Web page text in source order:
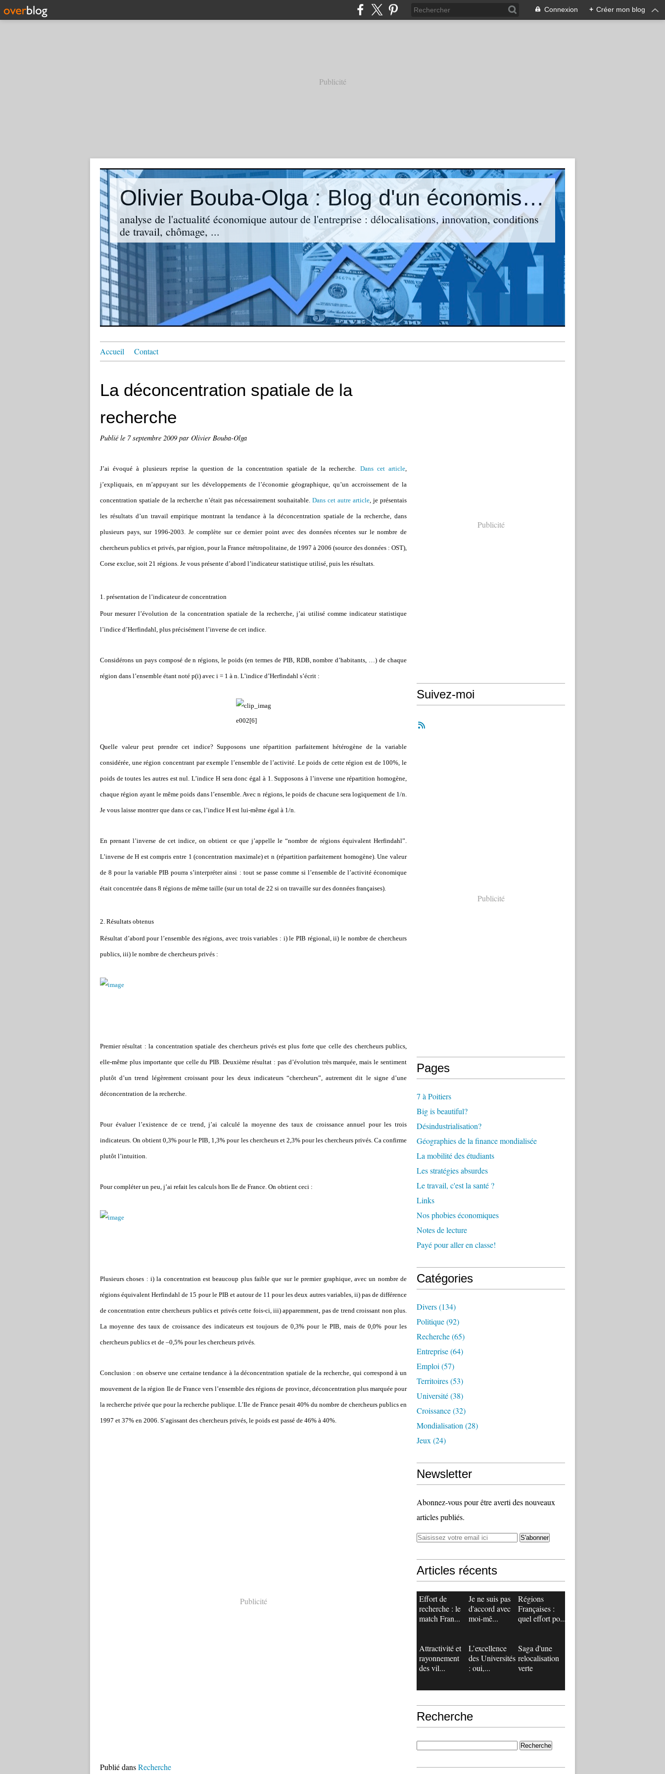
Connexion + Créer mon blog
Publicité
Olivier Bouba-Olga : Blog d'un économiste qui suit et commente l'actualité
analyse de l'actualité économique autour de l'entreprise : délocalisations, innovation, conditions
de travail, chômage, ...
Accueil Contact
La déconcentration spatiale de la
recherche
Publié le 7 septembre 2009 par Olivier Bouba-Olga
J’ai évoqué à plusieurs reprise la question de la concentration spatiale de la recherche. Dans cet article,
j’expliquais, en m’appuyant sur les développements de l’économie géographique, qu’un accroissement de la
concentration spatiale de la recherche n’était pas nécessairement souhaitable. Dans cet autre article, je présentais
les résultats d’un travail empirique montrant la tendance à la déconcentration spatiale de la recherche, dans
plusieurs pays, sur 1996-2003. Je complète sur ce dernier point avec des données récentes sur le nombre de
chercheurs publics et privés, par région, pour la France métropolitaine, de 1997 à 2006 (source des données : OST),
Corse exclue, soit 21 régions. Je vous présente d’abord l’indicateur statistique utilisé, puis les résultats.
1. présentation de l’indicateur de concentration
Pour mesurer l’évolution de la concentration spatiale de la recherche, j’ai utilisé comme indicateur statistique
l’indice d’Herfindahl, plus précisément l’inverse de cet indice.
Considérons un pays composé de n régions, le poids (en termes de PIB, RDB, nombre d’habitants, …) de chaque
région dans l’ensemble étant noté p(i) avec i = 1 à n. L’indice d’Herfindahl s’écrit :
Quelle valeur peut prendre cet indice? Supposons une répartition parfaitement hétérogène de la variable
considérée, une région concentrant par exemple l’ensemble de l’activité. Le poids de cette région est de 100%, le
poids de toutes les autres est nul. L’indice H sera donc égal à 1. Supposons à l’inverse une répartition homogène,
chaque région ayant le même poids dans l’ensemble. Avec n régions, le poids de chacune sera logiquement de 1/n.
Je vous laisse montrer que dans ce cas, l’indice H est lui-même égal à 1/n.
En prenant l’inverse de cet indice, on obtient ce que j’appelle le “nombre de régions équivalent Herfindahl”.
L’inverse de H est compris entre 1 (concentration maximale) et n (répartition parfaitement homogène). Une valeur
de 8 pour la variable PIB pourra s’interpréter ainsi : tout se passe comme si l’ensemble de l’activité économique
était concentrée dans 8 régions de même taille (sur un total de 22 si on travaille sur des données françaises).
2. Résultats obtenus
Résultat d’abord pour l’ensemble des régions, avec trois variables : i) le PIB régional, ii) le nombre de chercheurs
publics, iii) le nombre de chercheurs privés :
Premier résultat : la concentration spatiale des chercheurs privés est plus forte que celle des chercheurs publics,
elle-même plus importante que celle du PIB. Deuxième résultat : pas d’évolution très marquée, mais le sentiment
plutôt d’un trend légèrement croissant pour les deux indicateurs “chercheurs”, autrement dit le signe d’une
déconcentration de la recherche.
Pour évaluer l’existence de ce trend, j’ai calculé la moyenne des taux de croissance annuel pour les trois
indicateurs. On obtient 0,3% pour le PIB, 1,3% pour les chercheurs et 2,3% pour les chercheurs privés. Ca confirme
plutôt l’intuition.
Pour compléter un peu, j’ai refait les calculs hors Ile de France. On obtient ceci :
Plusieurs choses : i) la concentration est beaucoup plus faible que sur le premier graphique, avec un nombre de
régions équivalent Herfindahl de 15 pour le PIB et autour de 11 pour les deux autres variables, ii) pas de différence
de concentration entre chercheurs publics et privés cette fois-ci, iii) apparemment, pas de trend croissant non plus.
La moyenne des taux de croissance des indicateurs est toujours de 0,3% pour le PIB, mais de 0,0% pour les
chercheurs publics et de –0,5% pour les chercheurs privés.
Conclusion : on observe une certaine tendance à la déconcentration spatiale de la recherche, qui correspond à un
mouvement de la région Ile de France vers l’ensemble des régions de province, déconcentration plus marquée pour
la recherche privée que pour la recherche publique. L’Ile de France pesait 40% du nombre de chercheurs publics en
1997 et 37% en 2006. S’agissant des chercheurs privés, le poids est passé de 46% à 40%.
Publicité
Publié dansRecherche
Publicité
Suivez-moi
Publicité
Pages
7 à Poitiers
Big is beautiful?
Désindustrialisation?
Géographies de la finance mondialisée
La mobilité des étudiants
Les stratégies absurdes
Le travail, c'est la santé ?
Links
Nos phobies économiques
Notes de lecture
Payé pour aller en classe!
Catégories
Divers(134)
Politique(92)
Recherche(65)
Entreprise(64)
Emploi (57)
Territoires(53)
Université(38)
Croissance(32)
Mondialisation (28)
Jeux (24)
Newsletter
Abonnez-vous pour être averti des nouveaux
articles publiés.
Articles récents
Effort de
recherche : le
match Fran...
Je ne suis pas
d'accord avec
moi-mê...
Régions
Françaises :
quel effort po...
Attractivité et
rayonnement
des vil...
L’excellence
des Universités
: oui,...
Saga d'une
relocalisation
verte
Recherche